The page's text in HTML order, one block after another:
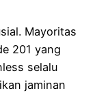
Mayoritas
201 yang
selalu
jaminan